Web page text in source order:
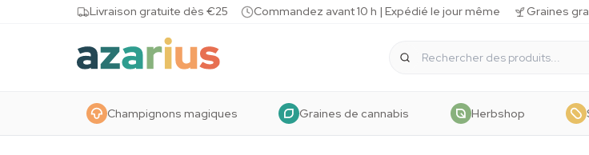
Skip to contentLivraison gratuite dès €25 Commandez avant 10 h | Expédié le jour même Graines
Champignons magiques Graines de cannabis Herbshop